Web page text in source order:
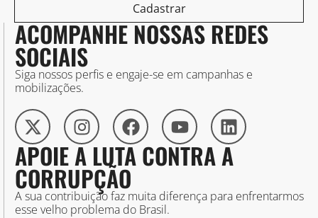
Cadastrar
ACOMPANHE NOSSAS REDES
SOCIAIS
Siga nossos perfis e engaje-se em campanhas e
mobilizações.
APOIE A LUTA CONTRA A
CORRUPÇÃO
A sua contribuição faz muita diferença para enfrentarmos
esse velho problema do Brasil.